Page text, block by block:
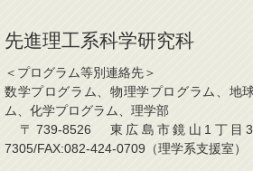
先進理工系科学研究科
＜プログラム等別連絡先＞
数学プログラム、物理学プログラム、地
ム、化学プログラム、理学部
〒739-8526 東広島市鏡山1丁目
7305/FAX:082-424-0709（理学系支援室）